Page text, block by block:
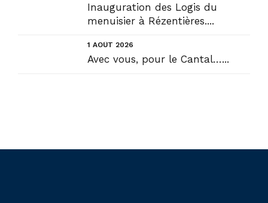
Inauguration des Logis du
menuisier à Rézentières....
1 AOÛT 2026
Avec vous, pour le Cantal…...